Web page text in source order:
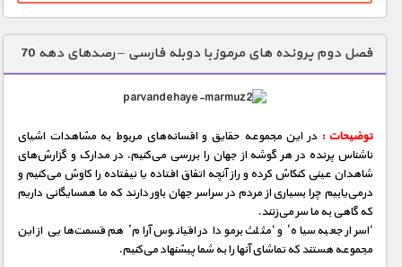
فصل دوم پرونده های مرموز با دوبله فارسی – رصدهای دهه 70
توضیحات :در این مجموعه حقایق و افسانه‌های مربوط به مشاهدات اشیای
ناشناس پرنده در هر گوشه از جهان را بررسی می‌كنیم. در مدارک و گزارش‌های
شاهدان عینی كنكاش كرده و راز آنچه اتفاق‌ افتاده یا نیفتاده را کاوش می‌كنیم و
درمی‌یابیم چرا بسیاری از مردم در سراسر جهان باور دارند که ما همسایگانی داریم
که گاهی به ما سر می‌زنند.
‘اسرار جعبه سیاه’ و ‘مثلث برمودا در اقیانوس آرام’ هم قسمت‌هایی از این
مجموعه هستند که تماشای آنها را به شما پیشنهاد می‌کنیم.